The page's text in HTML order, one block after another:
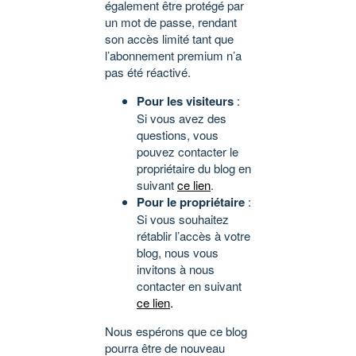
également être protégé par
un mot de passe, rendant
son accès limité tant que
l’abonnement premium n’a
pas été réactivé.
Pour les visiteurs :
Si vous avez des
questions, vous
pouvez contacter le
propriétaire du blog en
suivantce lien.
Pour le propriétaire :
Si vous souhaitez
rétablir l’accès à votre
blog, nous vous
invitons à nous
contacter en suivant
ce lien.
Nous espérons que ce blog
pourra être de nouveau